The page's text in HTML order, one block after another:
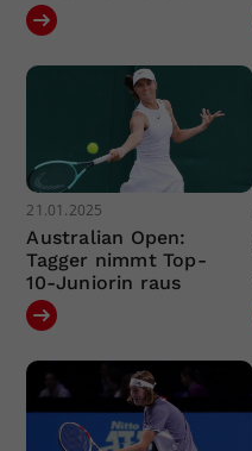
21.01.2025
Australian Open:
Tagger nimmt Top-
10-Juniorin raus